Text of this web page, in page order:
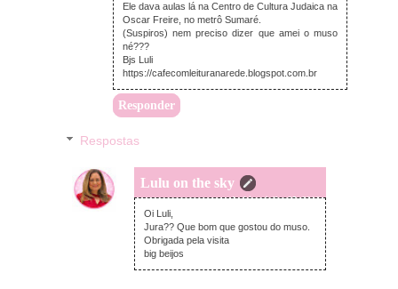
Ele dava aulas lá na Centro de Cultura Judaica na
Oscar Freire, no metrô Sumaré.
(Suspiros) nem preciso dizer que amei o muso
né???
Bjs Luli
https://cafecomleituranarede.blogspot.com.br
Responder
Respostas
Lulu on the sky
segunda-feira, julho 25, 2016
Oi Luli,
Jura?? Que bom que gostou do muso.
Obrigada pela visita
big beijos